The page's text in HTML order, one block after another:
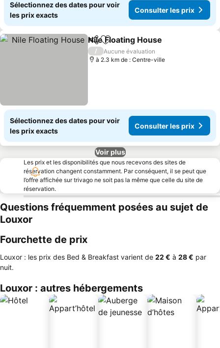
Sélectionnez des dates pour voir
les prix exacts
Consulter les prix
PartagerAjouter à mes favoris
Nile Floating House
/
Aucune évaluation
à 2.3 km de : Centre-ville
Sélectionnez des dates pour voir
les prix exacts
Consulter les prix
Voir plus
Les prix et les disponibilités que nous recevons des sites de
réservation changent constamment. Par conséquent, il se peut que
l’offre affichée sur trivago ne soit pas la même que celle du site de
réservation.
Questions fréquemment posées au sujet de
Louxor
Fourchette de prix
Louxor : les prix des Bed & Breakfast varient de ‎22 € à ‎28 € par
nuit.
Louxor : autres hébergements